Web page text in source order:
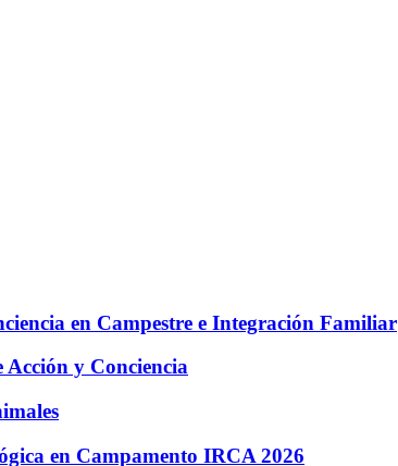
en Campestre e Integración Familiar
y Conciencia
en Campamento IRCA 2026